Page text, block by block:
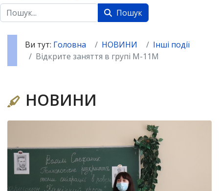
Пошук Пошук
Ви тут: Головна НОВИНИ
Інші події
Відкрите заняття в групі М-11М
НОВИНИ